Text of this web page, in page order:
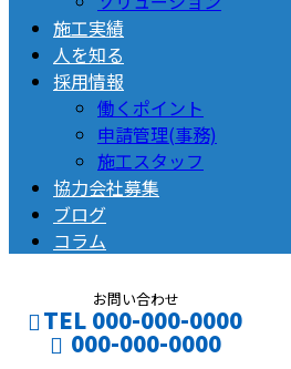
施工実績
人を知る
採用情報
働くポイント
申請管理(事務)
施工スタッフ
協力会社募集
ブログ
コラム
お問い合わせ
TEL 000-000-0000
000-000-0000